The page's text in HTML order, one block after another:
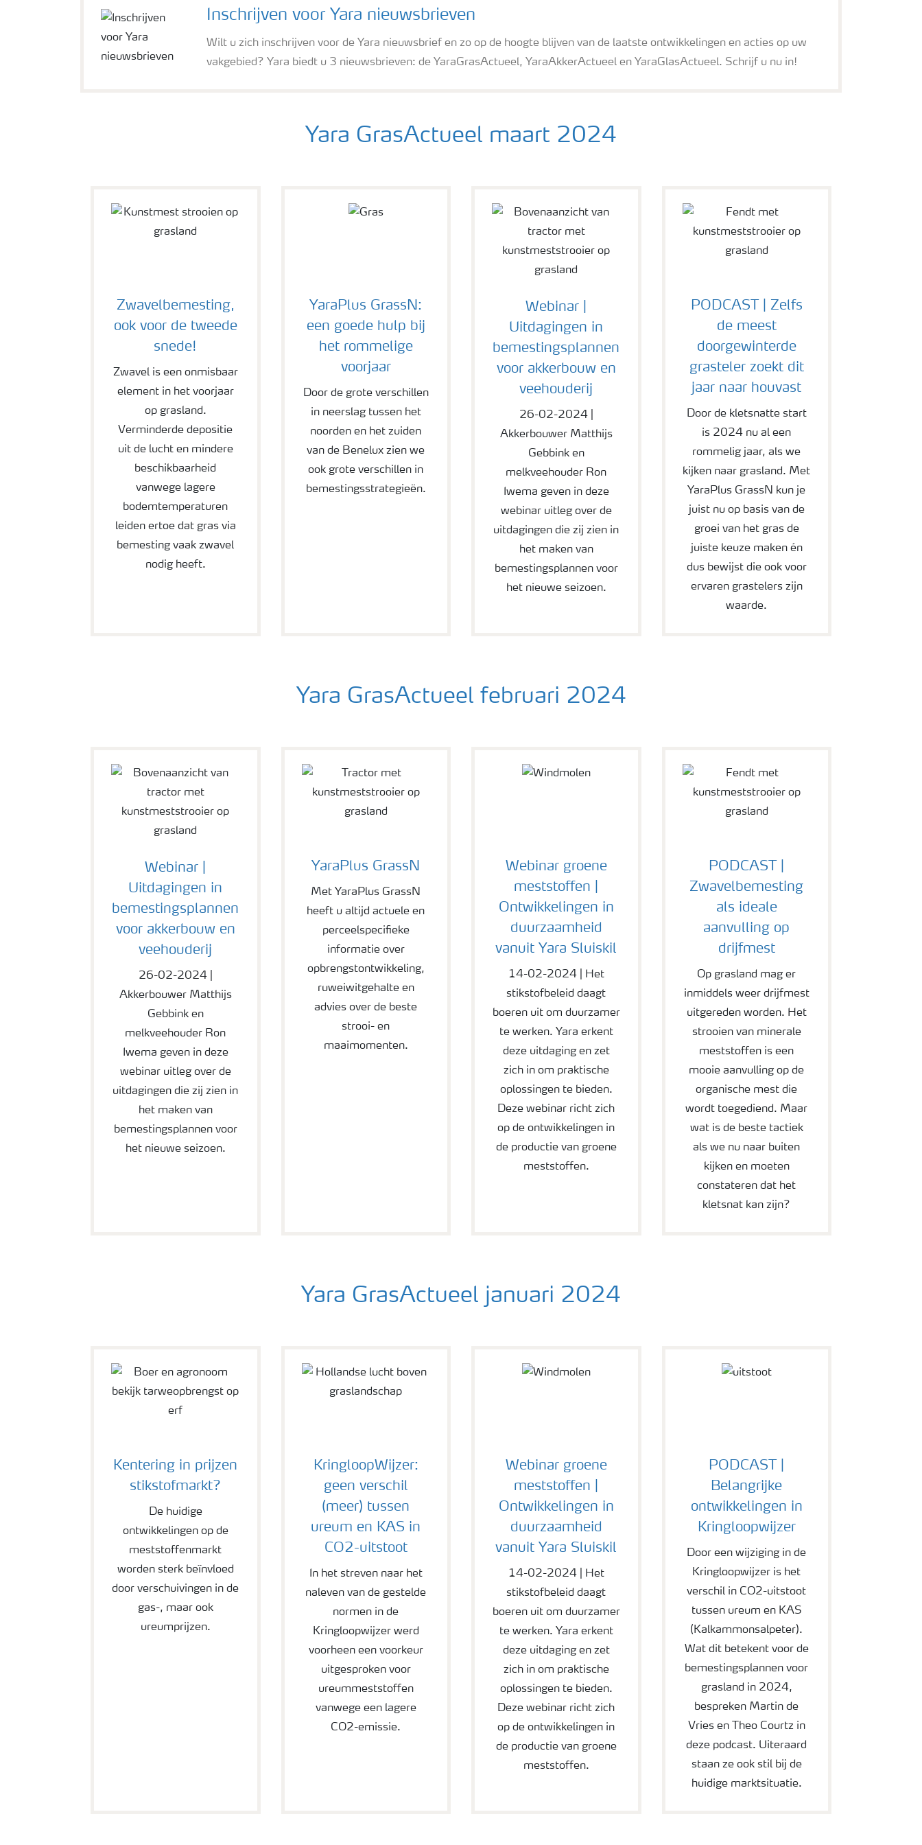
Inschrijven voor Yara nieuwsbrieven
Wilt u zich inschrijven voor de Yara nieuwsbrief en zo op de hoogte blijven van de laatste ontwikkelingen en acties op uw
vakgebied? Yara biedt u 3 nieuwsbrieven: de YaraGrasActueel, YaraAkkerActueel en YaraGlasActueel. Schrijf u nu in!
Yara GrasActueel maart 2024
Zwavelbemesting,
ook voor de tweede
snede!
Zwavel is een onmisbaar
element in het voorjaar
op grasland.
Verminderde depositie
uit de lucht en mindere
beschikbaarheid
vanwege lagere
bodemtemperaturen
leiden ertoe dat gras via
bemesting vaak zwavel
nodig heeft.
YaraPlus GrassN:
een goede hulp bij
het rommelige
voorjaar
Door de grote verschillen
in neerslag tussen het
noorden en het zuiden
van de Benelux zien we
ook grote verschillen in
bemestingsstrategieën.
Webinar |
Uitdagingen in
bemestingsplannen
voor akkerbouw en
veehouderij
26-02-2024 |
Akkerbouwer Matthijs
Gebbink en
melkveehouder Ron
Iwema geven in deze
webinar uitleg over de
uitdagingen die zij zien in
het maken van
bemestingsplannen voor
het nieuwe seizoen.
PODCAST | Zelfs
de meest
doorgewinterde
grasteler zoekt dit
jaar naar houvast
Door de kletsnatte start
is 2024 nu al een
rommelig jaar, als we
kijken naar grasland. Met
YaraPlus GrassN kun je
juist nu op basis van de
groei van het gras de
juiste keuze maken én
dus bewijst die ook voor
ervaren grastelers zijn
waarde.
Yara GrasActueel februari 2024
Webinar |
Uitdagingen in
bemestingsplannen
voor akkerbouw en
veehouderij
26-02-2024 |
Akkerbouwer Matthijs
Gebbink en
melkveehouder Ron
Iwema geven in deze
webinar uitleg over de
uitdagingen die zij zien in
het maken van
bemestingsplannen voor
het nieuwe seizoen.
YaraPlus GrassN
Met YaraPlus GrassN
heeft u altijd actuele en
perceelspecifieke
informatie over
opbrengstontwikkeling,
ruweiwitgehalte en
advies over de beste
strooi- en
maaimomenten.
Webinar groene
meststoffen |
Ontwikkelingen in
duurzaamheid
vanuit Yara Sluiskil
14-02-2024 | Het
stikstofbeleid daagt
boeren uit om duurzamer
te werken. Yara erkent
deze uitdaging en zet
zich in om praktische
oplossingen te bieden.
Deze webinar richt zich
op de ontwikkelingen in
de productie van groene
meststoffen.
PODCAST |
Zwavelbemesting
als ideale
aanvulling op
drijfmest
Op grasland mag er
inmiddels weer drijfmest
uitgereden worden. Het
strooien van minerale
meststoffen is een
mooie aanvulling op de
organische mest die
wordt toegediend. Maar
wat is de beste tactiek
als we nu naar buiten
kijken en moeten
constateren dat het
kletsnat kan zijn?
Yara GrasActueel januari 2024
Kentering in prijzen
stikstofmarkt?
De huidige
ontwikkelingen op de
meststoffenmarkt
worden sterk beïnvloed
door verschuivingen in de
gas-, maar ook
ureumprijzen.
KringloopWijzer:
geen verschil
(meer) tussen
ureum en KAS in
CO2-uitstoot
In het streven naar het
naleven van de gestelde
normen in de
Kringloopwijzer werd
voorheen een voorkeur
uitgesproken voor
ureummeststoffen
vanwege een lagere
CO2-emissie.
Webinar groene
meststoffen |
Ontwikkelingen in
duurzaamheid
vanuit Yara Sluiskil
14-02-2024 | Het
stikstofbeleid daagt
boeren uit om duurzamer
te werken. Yara erkent
deze uitdaging en zet
zich in om praktische
oplossingen te bieden.
Deze webinar richt zich
op de ontwikkelingen in
de productie van groene
meststoffen.
PODCAST |
Belangrijke
ontwikkelingen in
Kringloopwijzer
Door een wijziging in de
Kringloopwijzer is het
verschil in CO2-uitstoot
tussen ureum en KAS
(Kalkammonsalpeter).
Wat dit betekent voor de
bemestingsplannen voor
grasland in 2024,
bespreken Martin de
Vries en Theo Courtz in
deze podcast. Uiteraard
staan ze ook stil bij de
huidige marktsituatie.